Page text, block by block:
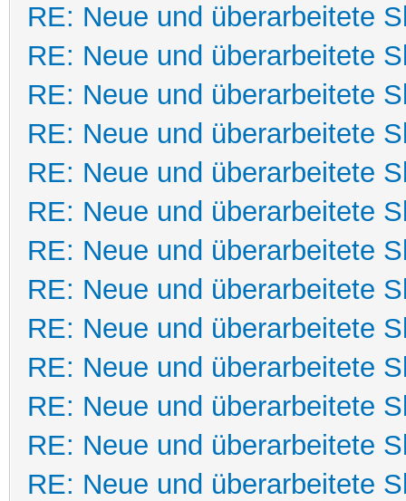
RE: Neue und überarbeitete
RE: Neue und überarbeitete
RE: Neue und überarbeitete
RE: Neue und überarbeitete
RE: Neue und überarbeitete
RE: Neue und überarbeitete
RE: Neue und überarbeitete
RE: Neue und überarbeitete
RE: Neue und überarbeitete
RE: Neue und überarbeitete
RE: Neue und überarbeitete
RE: Neue und überarbeitete
RE: Neue und überarbeitete